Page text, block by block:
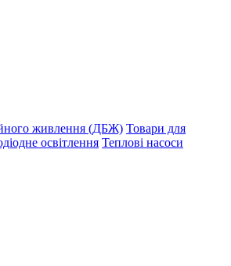
живлення (ДБЖ) Товари для
освітлення Теплові насоси